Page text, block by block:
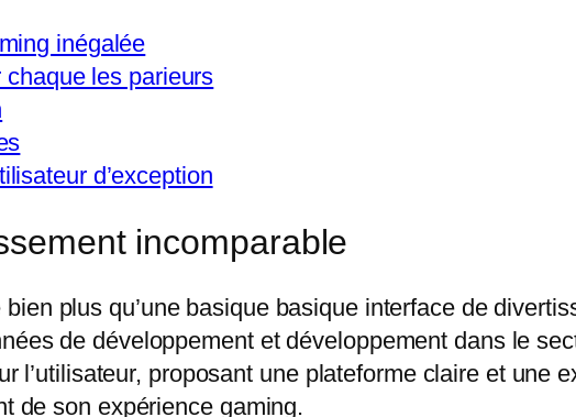
inégalée
les parieurs
d’exception
incomparable
plus qu’une basique basique interface de
de développement et développement dans le
l’utilisateur, proposant une plateforme claire et une
de son expérience gaming.